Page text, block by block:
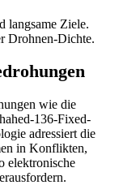
langsame Ziele.
Drohnen-Dichte.
wie die
136-Fixed-
adressiert die
in Konflikten,
elektronische